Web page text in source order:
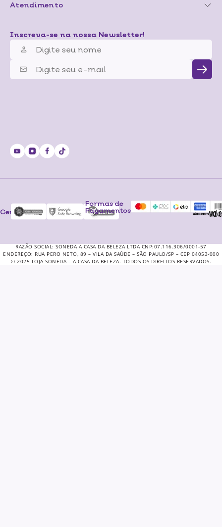
Atendimento
Inscreva-se na nossa Newsletter!
Certificados
Formas de
Pagamentos
RAZÃO SOCIAL: SONEDA A CASA DA BELEZA LTDA CNP:07.116.306/0001-57
ENDEREÇO: RUA PERO NETO, 89 – VILA DA SAÚDE – SÃO PAULO/SP – CEP 04053-000
© 2025 LOJA SONEDA – A CASA DA BELEZA. TODOS OS DIREITOS RESERVADOS.